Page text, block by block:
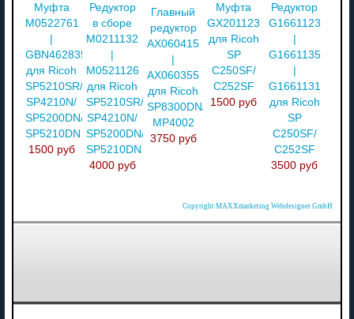
Муфта
M0522761
|
GBN462835B
для Ricoh
SP5210SR/
SP4210N/
SP5200DN/
SP5210DN
1500 руб
Редуктор
в сборе
M0211132
|
M0521126
для Ricoh
SP5210SR/
SP4210N/
SP5200DN/
SP5210DN
4000 руб
Главный
редуктор
AX060415
AX060355
для Ricoh
SP8300DN/
MP4002
3750 руб
Муфта
GX201123
для Ricoh
SP
C250SF/
C252SF
1500 руб
Редуктор
G1661123
|
G1661135
|
G1661131
для Ricoh
SP
C250SF/
C252SF
3500 руб
Copyright MAXXmarketing Webdesigner GmbH